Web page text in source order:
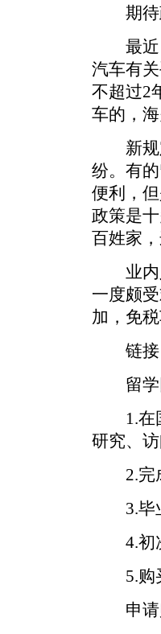
期待
最近，
汽车有
不超过2
车的，
新规定
纷。有
便利，
政策是
百姓家
业内人
一度颇
加，免
链接
留学
1.在国
研究、
2.完成
3.毕业
4.初次
5.购买
申请购